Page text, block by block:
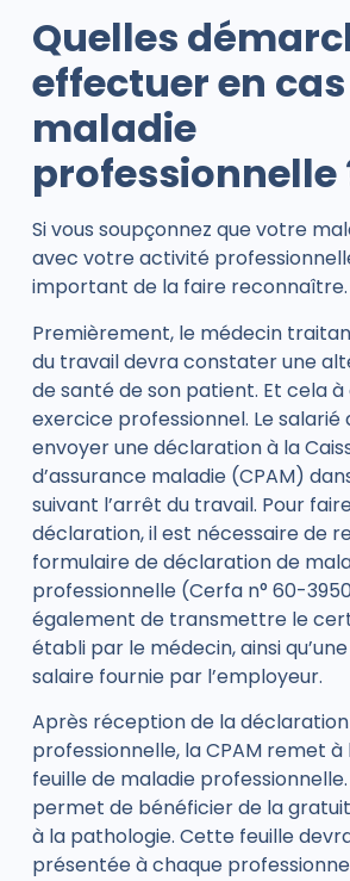
Quelles
effectuer en
maladie
professionnelle
Si vous soupçonnez que votre
avec votre activité
important de la faire reconnaître.
Premièrement, le médecin
du travail devra constater une
de santé de son patient. Et cela à
exercice professionnel. Le salarié
envoyer une déclaration à la
d’assurance maladie (CPAM)
suivant l’arrêt du travail. Pour
déclaration, il est nécessaire de
formulaire de déclaration de
professionnelle (Cerfa n° 60-
également de transmettre le
établi par le médecin, ainsi
salaire fournie par l’employeur.
Après réception de la
professionnelle, la CPAM remet
feuille de maladie
permet de bénéficier de la
à la pathologie. Cette feuille
présentée à chaque